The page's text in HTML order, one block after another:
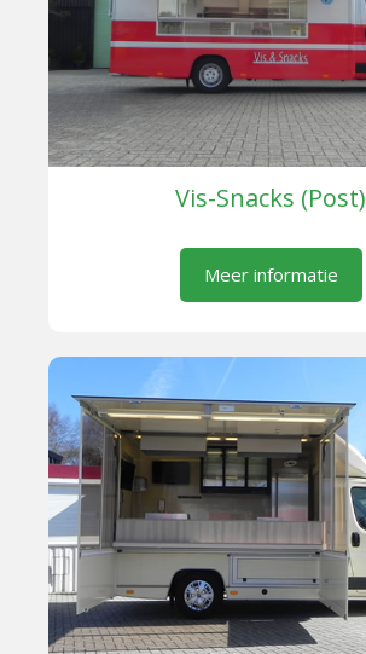
Vis-Snacks (Post)
Meer informatie